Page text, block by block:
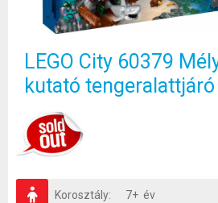
LEGO City 60379
kutató tengeralattjáró
Korosztály: 7+ év